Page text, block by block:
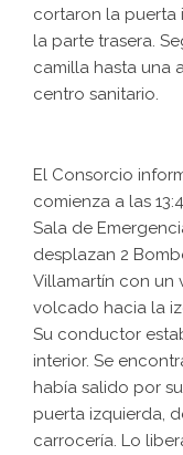
cortaron la puerta
la parte trasera.
camilla hasta una
centro sanitario.
El Consorcio
comienza a las
Sala de
desplazan 2
Villamartín con un
volcado hacia la
Su conductor
interior. Se
había salido por
puerta izquierda,
carrocería. Lo